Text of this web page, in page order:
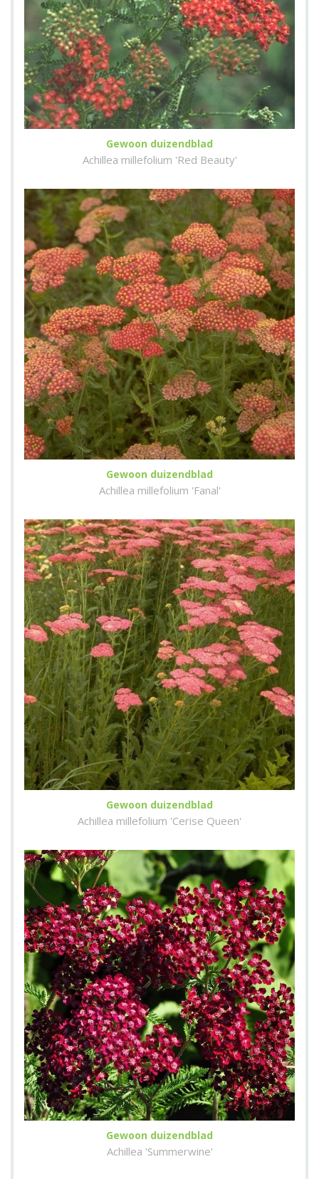
Gewoon duizendblad
Achillea millefolium 'Red Beauty'
Gewoon duizendblad
Achillea millefolium 'Fanal'
Gewoon duizendblad
Achillea millefolium 'Cerise Queen'
Gewoon duizendblad
Achillea 'Summerwine'